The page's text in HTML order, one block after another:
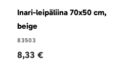
Inari-leipäliina 70x50 cm,
beige
83503
8,33 €